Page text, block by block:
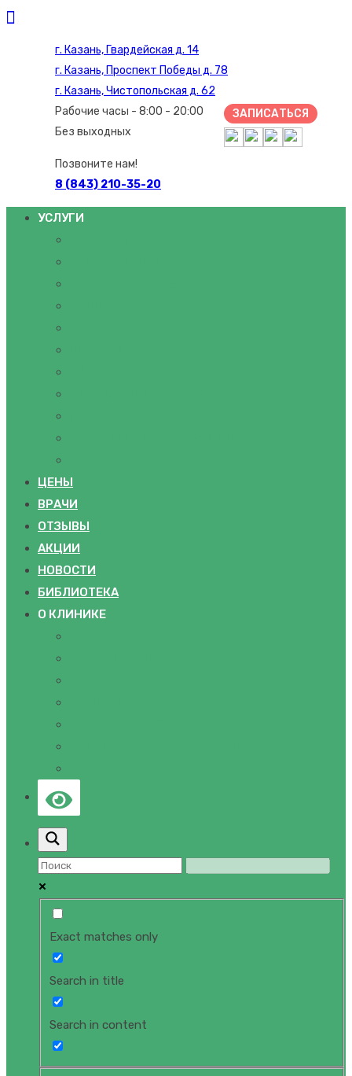
г. Казань, Гвардейская д. 14
г. Казань, Проспект Победы д. 78
г. Казань, Чистопольская д. 62
Рабочие часы - 8:00 - 20:00
Без выходных
ЗАПИСАТЬСЯ
Позвоните нам!
8 (843) 210-35-20
УСЛУГИ
ЦЕНЫ
ВРАЧИ
ОТЗЫВЫ
АКЦИИ
НОВОСТИ
БИБЛИОТЕКА
О КЛИНИКЕ
Exact matches only
Search in title
Search in content